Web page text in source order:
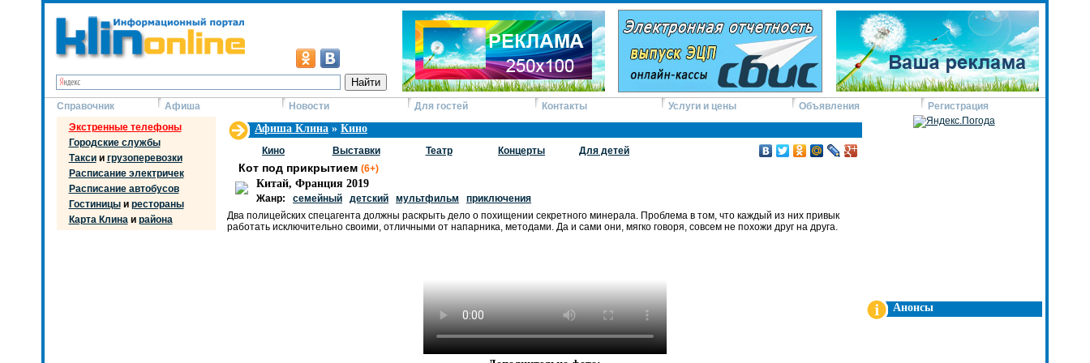
Справочник Афиша Новости Для гостей Контакты Услуги и цены Объявления
Регистрация
Экстренные телефоны
Городские службы
Таксии грузоперевозки
Расписание электричек
Расписание автобусов
Гостиницыи рестораны
Карта Клинаи района
Афиша Клина » Кино
Кино Выставки Театр Концерты Для детей
Кот под прикрытием (6+)
Китай, Франция 2019
Жанр: семейный детский мультфильм
приключения
Два полицейских спецагента должны раскрыть дело о похищении секретного минерала. Проблема в том, что каждый из них привык
работать исключительно своими, отличными от напарника, методами. Да и сами они, мягко говоря, совсем не похожи друг на друга.
Анонсы